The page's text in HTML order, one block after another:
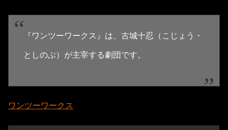
『ワンツーワークス』は、古城十忍（こじょう・
としのぶ）が主宰する劇団です。
ワンツーワークス